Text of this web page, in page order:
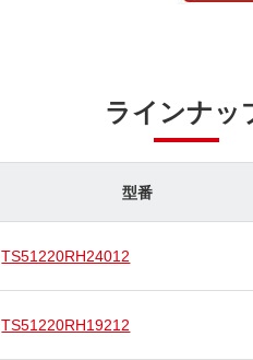
ラインナッ
型番
TS51220RH24012
TS51220RH19212